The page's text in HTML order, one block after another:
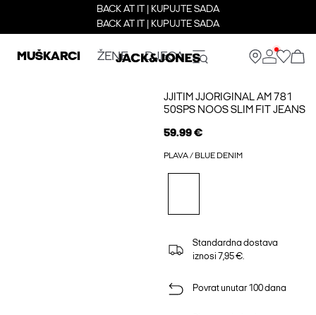
BACK AT IT | KUPUJTE SADA
BACK AT IT | KUPUJTE SADA
MUŠKARCI ŽENE DJECA
JJITIM JJORIGINAL AM 781
50SPS NOOS SLIM FIT JEANS
59.99 €
PLAVA / BLUE DENIM
Standardna dostava
iznosi 7,95 €.
Povrat unutar 100 dana